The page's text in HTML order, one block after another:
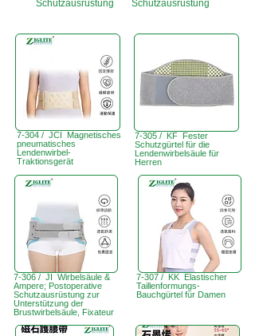
Schutzausrüstung
Schutzausrüstung
7-304 / JCI Magnetisches
pneumatisches
Lendenwirbel-
Traktionsgerät
7-305 / KF Fester
Schutzgürtel für die
Lendenwirbelsäule für
Herren
7-306 / JI Wirbelsäule &
Ampere; Postoperative
Schutzausrüstung zur
Unterstützung der
Brustwirbelsäule, Fixateur
7-307 / KK Elastischer
Taillenformungs-
Bauchgürtel für Damen